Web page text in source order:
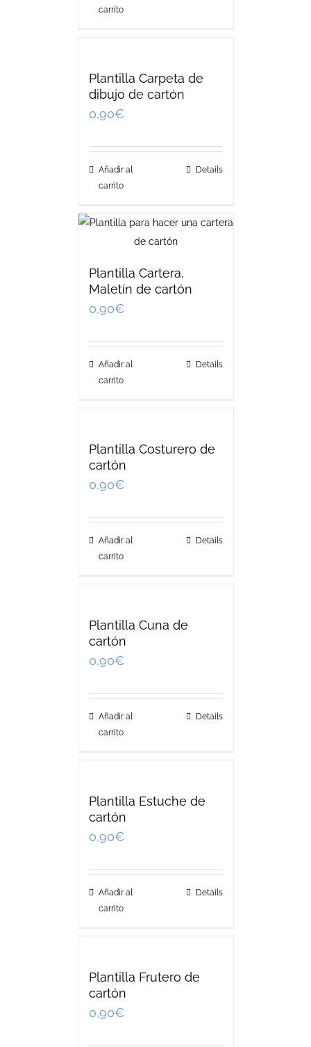
carrito
Plantilla Carpeta de
dibujo de cartón
0,90€
Añadir al
carrito
Details
Plantilla Cartera,
Maletín de cartón
0,90€
Añadir al
carrito
Details
Plantilla Costurero de
cartón
0,90€
Añadir al
carrito
Details
Plantilla Cuna de
cartón
0,90€
Añadir al
carrito
Details
Plantilla Estuche de
cartón
0,90€
Añadir al
carrito
Details
Plantilla Frutero de
cartón
0,90€